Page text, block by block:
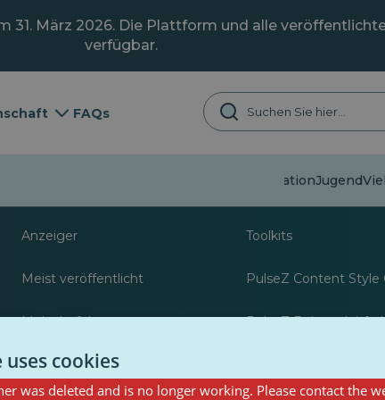
31. März 2026. Die Plattform und alle
verfügbar.
FAQs
FehlinformationJugend
Anzeiger
Meist veröffentlicht
Meist befolgt
Ressourcen für
Toolkits
PulseZ Content Style
PulseZ
cookies
was deleted and is no longer working. Please contact the